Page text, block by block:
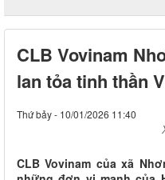
CLB Vovinam
lan tỏa tinh thần
Thứ bảy - 10/01/2026 11:40
CLB Vovinam của xã